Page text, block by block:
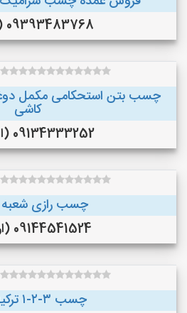
09393483768 (بوشهر)
چسب بتن استحکامی مکمل
کاشی
09134333252 (اصفهان)
چسب رازی شعبه
09144541524 (اردبیل )
چسب ۳-۲-۱ ترکیه اینتر